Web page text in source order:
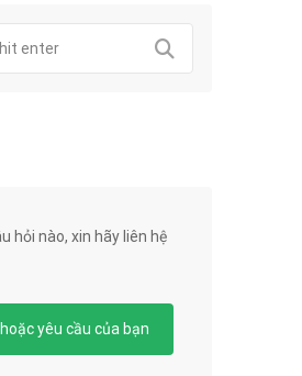
hỏi nào, xin hãy liên hệ
yêu cầu của bạn